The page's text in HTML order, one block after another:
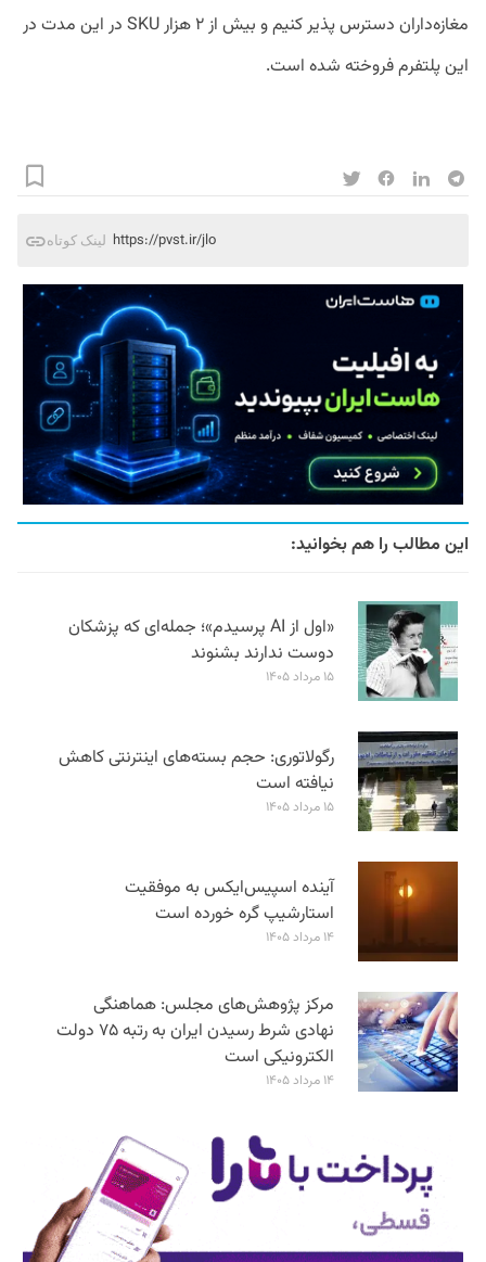
مغازه‌داران دسترس پذیر کنیم و بیش از ۲ هزار SKU در این مدت در
این پلتفرم فروخته شده است.
لینک کوتاه https://pvst.ir/jlo
این مطالب را هم بخوانید:
«اول از AI پرسیدم»؛ جمله‌ای که پزشکان
دوست ندارند بشنوند
۱۵ مرداد ۱۴۰۵
رگولاتوری: حجم بسته‌های اینترنتی کاهش
نیافته است
۱۵ مرداد ۱۴۰۵
آینده اسپیس‌ایکس به موفقیت
استارشیپ گره خورده است
۱۴ مرداد ۱۴۰۵
مرکز پژوهش‌های مجلس: هماهنگی
نهادی شرط رسیدن ایران به رتبه ۷۵ دولت
الکترونیکی است
۱۴ مرداد ۱۴۰۵